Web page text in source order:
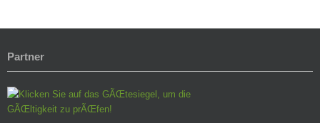
Partner